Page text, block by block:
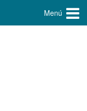
Menú